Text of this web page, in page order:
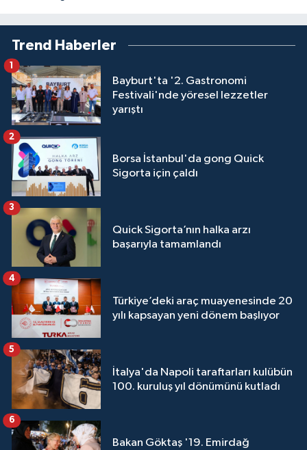
Trend Haberler
Bayburt'ta '2. Gastronomi
Festivali'nde yöresel lezzetler
yarıştı
1
Borsa İstanbul'da gong Quick
Sigorta için çaldı
2
Quick Sigorta’nın halka arzı
başarıyla tamamlandı
3
Türkiye’deki araç muayenesinde 20
yılı kapsayan yeni dönem başlıyor
4
İtalya'da Napoli taraftarları kulübün
100. kuruluş yıl dönümünü kutladı
5
Bakan Göktaş '19. Emirdağ
6